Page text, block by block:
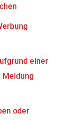
einer
Meldung
oder